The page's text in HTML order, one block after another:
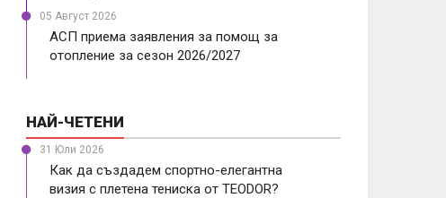
05 Август 2026
АСП приема заявления за помощ за
отопление за сезон 2026/2027
НАЙ-ЧЕТЕНИ
31 Юли 2026
Как да създадем спортно-елегантна
визия с плетена тениска от TEODOR?